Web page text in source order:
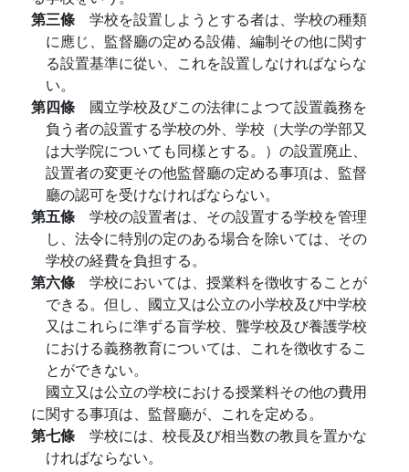
第三條 学校を設置しようとする者は、学校の種類
に應じ、監督廳の定める設備、編制その他に関す
る設置基準に從い、これを設置しなければならな
い。
第四條 國立学校及びこの法律によつて設置義務を
負う者の設置する学校の外、学校（大学の学部又
は大学院についても同樣とする。）の設置廃止、
設置者の変更その他監督廳の定める事項は、監督
廳の認可を受けなければならない。
第五條 学校の設置者は、その設置する学校を管理
し、法令に特別の定のある場合を除いては、その
学校の経費を負担する。
第六條 学校においては、授業料を徴收することが
できる。但し、國立又は公立の小学校及び中学校
又はこれらに準ずる盲学校、聾学校及び養護学校
における義務教育については、これを徴收するこ
とができない。
國立又は公立の学校における授業料その他の費用
に関する事項は、監督廳が、これを定める。
第七條 学校には、校長及び相当数の教員を置かな
ければならない。